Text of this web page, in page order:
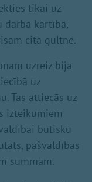
tikai uz
darba kārtībā,
citā gultnē.
uzreiz bija
uz
Tas attiecās uz
izteikumiem
būtisku
pašvaldības
summām.